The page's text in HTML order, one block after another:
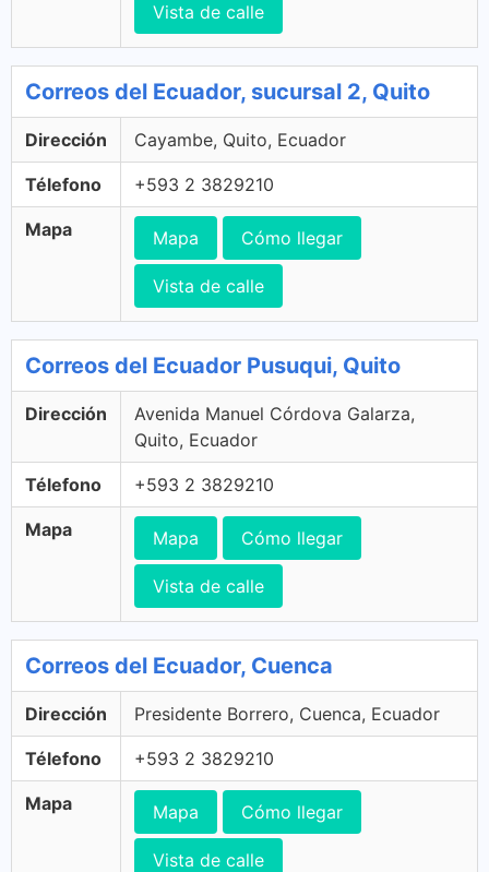
Vista de calle
Correos del Ecuador, sucursal 2, Quito
Dirección Cayambe, Quito, Ecuador
Télefono +593 2 3829210
Mapa Mapa Cómo llegar
Vista de calle
Correos del Ecuador Pusuqui, Quito
Dirección
Avenida Manuel Córdova Galarza,
Quito, Ecuador
Télefono +593 2 3829210
Mapa Mapa Cómo llegar
Vista de calle
Correos del Ecuador, Cuenca
Dirección Presidente Borrero, Cuenca, Ecuador
Télefono +593 2 3829210
Mapa Mapa Cómo llegar
Vista de calle